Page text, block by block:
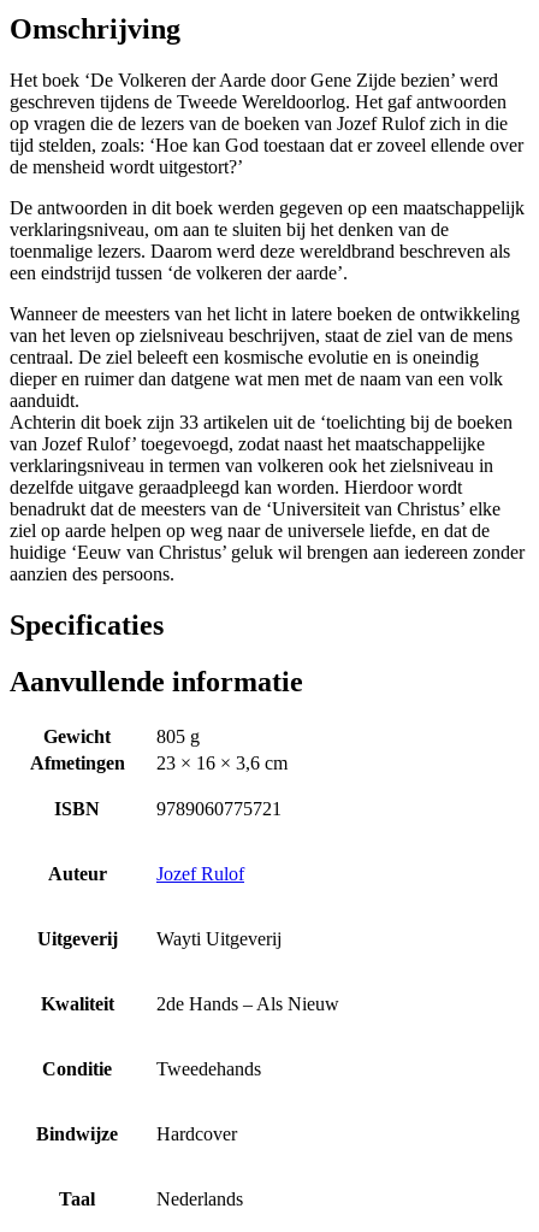
Omschrijving
Het boek ‘De Volkeren der Aarde door Gene Zijde bezien’ werd
geschreven tijdens de Tweede Wereldoorlog. Het gaf antwoorden
op vragen die de lezers van de boeken van Jozef Rulof zich in die
tijd stelden, zoals: ‘Hoe kan God toestaan dat er zoveel ellende over
de mensheid wordt uitgestort?’
De antwoorden in dit boek werden gegeven op een maatschappelijk
verklaringsniveau, om aan te sluiten bij het denken van de
toenmalige lezers. Daarom werd deze wereldbrand beschreven als
een eindstrijd tussen ‘de volkeren der aarde’.
Wanneer de meesters van het licht in latere boeken de ontwikkeling
van het leven op zielsniveau beschrijven, staat de ziel van de mens
centraal. De ziel beleeft een kosmische evolutie en is oneindig
dieper en ruimer dan datgene wat men met de naam van een volk
aanduidt.
Achterin dit boek zijn 33 artikelen uit de ‘toelichting bij de boeken
van Jozef Rulof’ toegevoegd, zodat naast het maatschappelijke
verklaringsniveau in termen van volkeren ook het zielsniveau in
dezelfde uitgave geraadpleegd kan worden. Hierdoor wordt
benadrukt dat de meesters van de ‘Universiteit van Christus’ elke
ziel op aarde helpen op weg naar de universele liefde, en dat de
huidige ‘Eeuw van Christus’ geluk wil brengen aan iedereen zonder
aanzien des persoons.
Specificaties
Aanvullende informatie
Gewicht
805 g
Afmetingen
23 × 16 × 3,6 cm
ISBN 9789060775721
Auteur Jozef Rulof
Uitgeverij Wayti Uitgeverij
Kwaliteit 2de Hands – Als Nieuw
Conditie Tweedehands
Bindwijze Hardcover
Taal Nederlands